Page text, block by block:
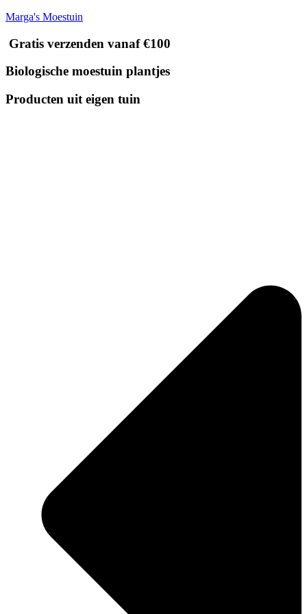
Marga's Moestuin
Gratis verzenden vanaf €100
Biologische moestuin plantjes
Producten uit eigen tuin